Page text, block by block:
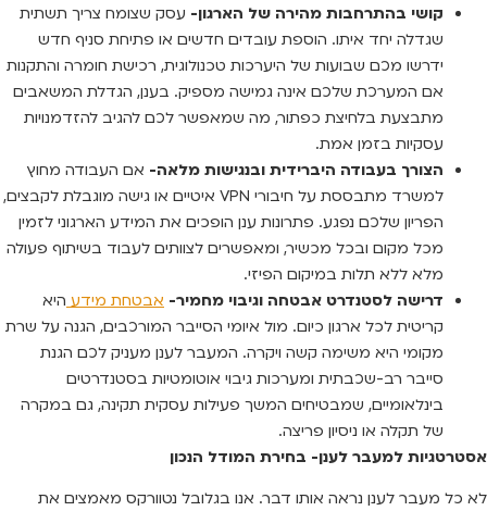
קושי בהתרחבות מהירה של הארגון- עסק שצומח צריך תשתית
שגדלה יחד איתו. הוספת עובדים חדשים או פתיחת סניף חדש
ידרשו מכם שבועות של היערכות טכנולוגית, רכישת חומרה והתקנות
אם המערכת שלכם אינה גמישה מספיק. בענן, הגדלת המשאבים
מתבצעת בלחיצת כפתור, מה שמאפשר לכם להגיב להזדמנויות
עסקיות בזמן אמת.
הצורך בעבודה היברידית ובנגישות מלאה- אם העבודה מחוץ
למשרד מתבססת על חיבורי VPN איטיים או גישה מוגבלת לקבצים,
הפריון שלכם נפגע. פתרונות ענן הופכים את המידע הארגוני לזמין
מכל מקום ובכל מכשיר, ומאפשרים לצוותים לעבוד בשיתוף פעולה
מלא ללא תלות במיקום הפיזי.
דרישה לסטנדרט אבטחה וגיבוי מחמיר- אבטחת מידע היא
קריטית לכל ארגון כיום. מול איומי הסייבר המורכבים, הגנה על שרת
מקומי היא משימה קשה ויקרה. המעבר לענן מעניק לכם הגנת
סייבר רב-שכבתית ומערכות גיבוי אוטומטיות בסטנדרטים
בינלאומיים, שמבטיחים המשך פעילות עסקית תקינה, גם במקרה
של תקלה או ניסיון פריצה.
אסטרטגיות למעבר לענן- בחירת המודל הנכון
לא כל מעבר לענן נראה אותו דבר. אנו בגלובל נטוורקס מאמצים את